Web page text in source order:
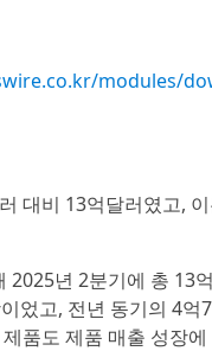
modules/
대비 13억달러였고,
2025년 2분기에 총 13
었고, 전년 동기의 4
품도 제품 매출 성장